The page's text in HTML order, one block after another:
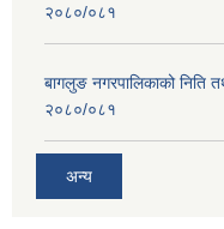
२०८०/०८१
बागलुङ नगरपालिकाको निति
२०८०/०८१
अन्य